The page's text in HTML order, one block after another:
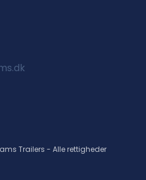
Trailers - Alle rettigheder